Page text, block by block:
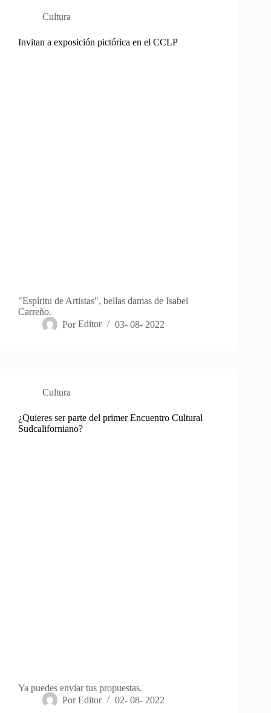
Cultura
Invitan a exposición pictórica en el CCLP
"Espíritu de Artistas", bellas damas de Isabel
Carreño.
Por Editor 03- 08- 2022
Cultura
¿Quieres ser parte del primer Encuentro Cultural
Sudcaliforniano?
Ya puedes enviar tus propuestas.
Por Editor 02- 08- 2022